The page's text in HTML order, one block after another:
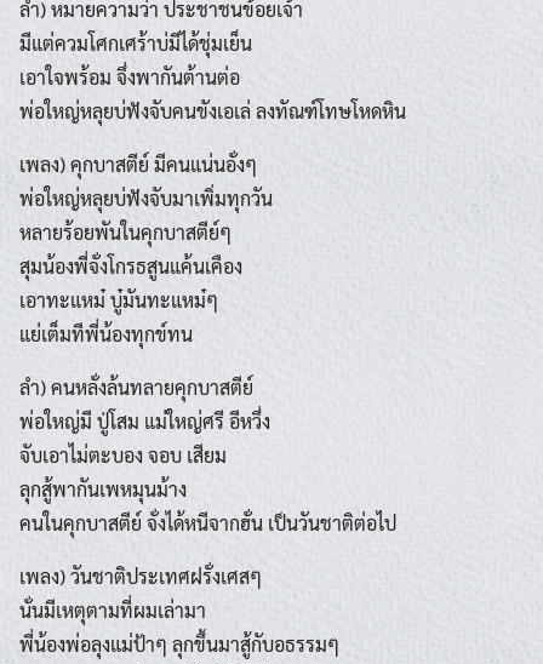
Search
for:
ลำ) หมายความว่า ประชาชนข้อยเจ้า
มีแต่ควมโศกเศร้าบ่มีได้ชุ่มเย็น
เอาใจพร้อม จึ่งพากันต้านต่อ
พ่อใหญ่หลุยบ่ฟังจับคนขังเอเล่ ลงทัณฑ์โทษโหดหิน
เพลง) คุกบาสตีย์ มีคนแน่นอั่งๆ
พ่อใหญ่หลุยบ่ฟังจับมาเพิ่มทุกวัน
หลายร้อยพันในคุกบาสตีย์ๆ
สุมน้องพี่จั่งโกรธสูนแค้นเคือง
เอาทะแหม๋ บู๋มันทะแหม๋ๆ
แย่เต็มทีพี่น้องทุกข์ทน
ลำ) คนหลั่งล้นทลายคุกบาสตีย์
พ่อใหญ่มี ปู่โสม แม่ใหญ่ศรี อีหวึ่ง
จับเอาไม่ตะบอง จอบ เสียม
ลุกสู้พากันเพหมุนม้าง
คนในคุกบาสตีย์ จั่งได้หนีจากฮั่น เป็นวันชาติต่อไป
เพลง) วันชาติประเทศฝรั่งเศสๆ
นั่นมีเหตุตามที่ผมเล่ามา
พี่น้องพ่อลุงแม่ป้าๆ ลุกขึ้นมาสู้กับอธรรมๆ